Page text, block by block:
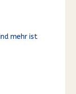
mehr ist